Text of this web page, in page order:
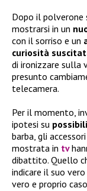
Dopo il
mostrarsi in un
con il sorriso e un
curiosità
di ironizzare sulla
presunto
telecamera.
Per il momento,
ipotesi su
barba, gli
mostrata in tv
dibattito. Quello
indicare il suo
vero e proprio